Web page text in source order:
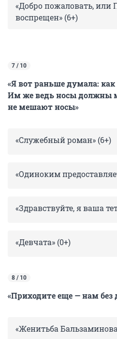
«Добро пожаловать, или
воспрещен» (6+)
7 / 10
«Я вот раньше думала:
Им же ведь носы должны
не мешают носы»
«Служебный роман» (6+)
«Одиноким
«Здравствуйте, я ваша
«Девчата» (0+)
8 / 10
«Приходите еще — нам без
«Женитьба